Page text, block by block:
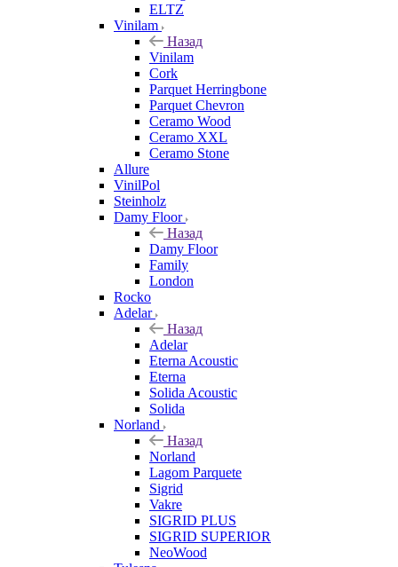
ELTZ
Vinilam
Назад
Vinilam
Cork
Parquet Herringbone
Parquet Chevron
Ceramo Wood
Ceramo XXL
Ceramo Stone
Allure
VinilPol
Steinholz
Damy Floor
Назад
Damy Floor
Family
London
Rocko
Adelar
Назад
Adelar
Eterna Acoustic
Eterna
Solida Acoustic
Solida
Norland
Назад
Norland
Lagom Parquete
Sigrid
Vakre
SIGRID PLUS
SIGRID SUPERIOR
NeoWood